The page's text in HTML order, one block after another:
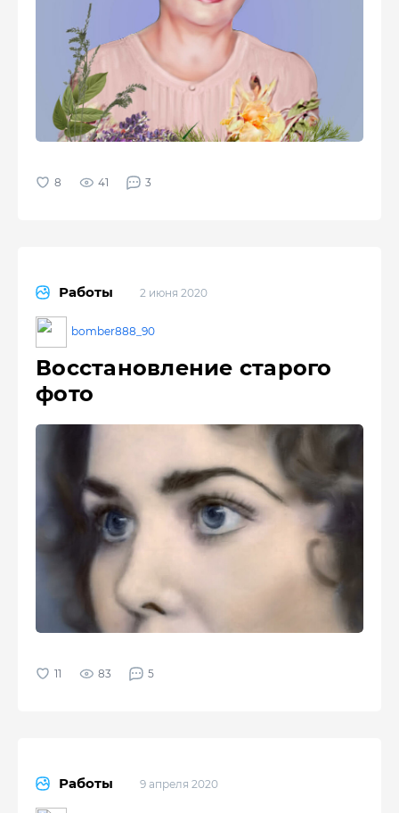
41 3
Работы 2 июня 2020
bomber888_90
Восстановление старого
фото
83 5
Работы 9 апреля 2020